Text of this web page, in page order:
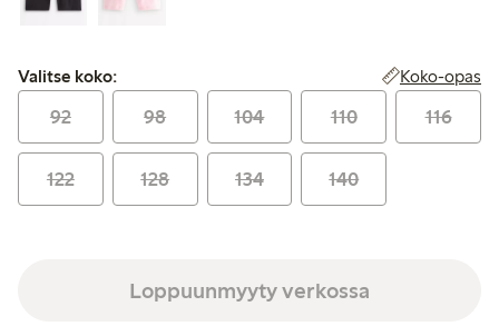
Valitse koko:
Valitse koko: Koko-opas
92 98 104 110 116
122 128 134 140
Loppuunmyyty verkossa